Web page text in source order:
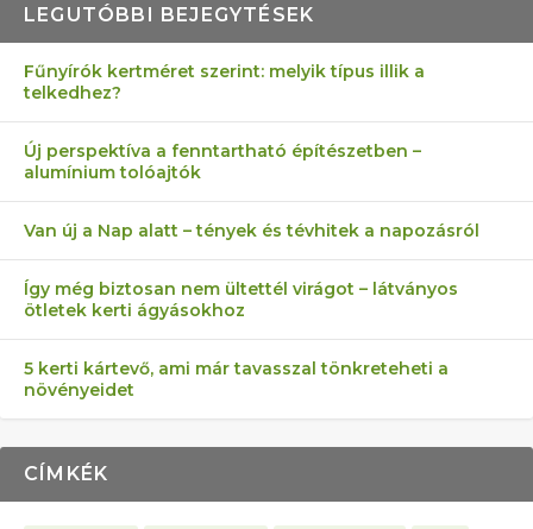
AZ ÖNELLÁTÁS 13 PONTJA
KEZDŐKNEK
6 LEGJOBB NÖVÉNY SZOMSZÉD
ELLEN
FÉLREÉRTETT KERTÉSZKEDÉS:
TÉRKŐ ÉS MURVA
AKI ELDOBÁLJA A CIGICSIKKEKET,
AZ EGY KÖ…
MÁRPEDIG A TŰZIJÁTÉK NEM MENŐ!
LEGUTÓBBI BEJEGYTÉSEK
Fűnyírók kertméret szerint: melyik típus illik a
telkedhez?
Új perspektíva a fenntartható építészetben –
alumínium tolóajtók
Van új a Nap alatt – tények és tévhitek a napozásról
Így még biztosan nem ültettél virágot – látványos
ötletek kerti ágyásokhoz
5 kerti kártevő, ami már tavasszal tönkreteheti a
növényeidet
CÍMKÉK